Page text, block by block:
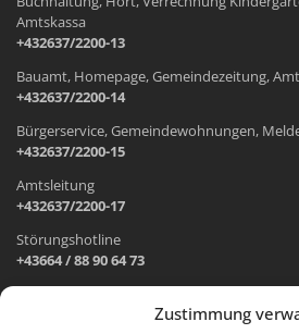
Zustimmung
Amtskassa
+432637/2200-13
Bauamt, Homepage, Gemeindezeitung,
+432637/2200-14
Bürgerservice, Gemeindewohnungen,
+432637/2200-15
Amtsleitung
+432637/2200-17
Störungshotline
+43664 / 88 90 64 73